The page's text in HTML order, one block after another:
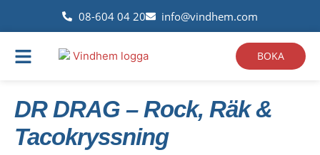
08-604 04 20 info@vindhem.com
BOKA
DR DRAG – Rock, Räk &
Tacokryssning